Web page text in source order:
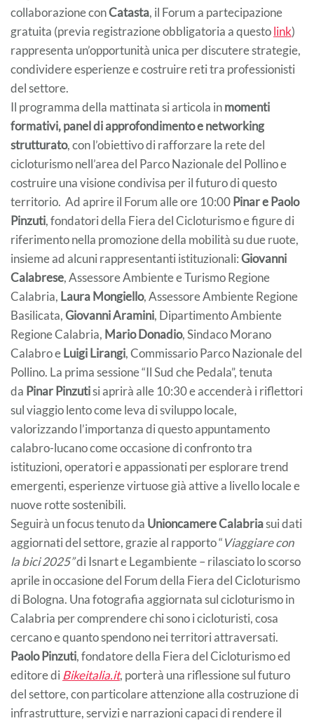
collaborazione conCatasta, il Forum a partecipazione
gratuita (previa registrazione obbligatoria a questolink)
rappresenta un’opportunità unica per discutere strategie,
condividere esperienze e costruire reti tra professionisti
del settore.
Il programma della mattinata si articola inmomenti
formativi, panel di approfondimento e networking
strutturato, con l’obiettivo di rafforzare la rete del
cicloturismo nell’area del Parco Nazionale del Pollino e
costruire una visione condivisa per il futuro di questo
territorio. Ad aprire il Forum alle ore 10:00Pinar e Paolo
Pinzuti, fondatori della Fiera del Cicloturismo e figure di
riferimento nella promozione della mobilità su due ruote,
insieme ad alcuni rappresentanti istituzionali:Giovanni
Calabrese, Assessore Ambiente e Turismo Regione
Calabria, Laura Mongiello, Assessore Ambiente Regione
Basilicata,Giovanni Aramini, Dipartimento Ambiente
Regione Calabria, Mario Donadio, Sindaco Morano
Calabro eLuigi Lirangi, Commissario Parco Nazionale del
Pollino. La prima sessione “Il Sud che Pedala”, tenuta
da Pinar Pinzutisi aprirà alle 10:30 e accenderà i riflettori
sul viaggio lento come leva di sviluppo locale,
valorizzando l’importanza di questo appuntamento
calabro-lucano come occasione di confronto tra
istituzioni, operatori e appassionati per esplorare trend
emergenti, esperienze virtuose già attive a livello locale e
nuove rotte sostenibili.
Seguirà un focus tenuto da Unioncamere Calabriasui dati
aggiornati del settore, grazie al rapporto “Viaggiare con
la bici 2025”di Isnart e Legambiente – rilasciato lo scorso
aprile in occasione del Forum della Fiera del Cicloturismo
di Bologna. Una fotografia aggiornata sul cicloturismo in
Calabria per comprendere chi sono i cicloturisti, cosa
cercano e quanto spendono nei territori attraversati.
Paolo Pinzuti, fondatore della Fiera del Cicloturismo ed
editore di Bikeitalia.it, porterà una riflessione sul futuro
del settore, con particolare attenzione alla costruzione di
infrastrutture, servizi e narrazioni capaci di rendere il